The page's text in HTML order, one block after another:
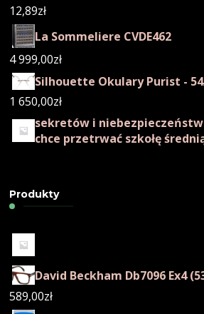
12,89zł
La Sommeliere CVDE462
4 999,00zł
Silhouette Okulary Purist -
1 650,00zł
sekretów i
chce przetrwać szkołę
Produkty
David Beckham Db7096 Ex4
589,00zł